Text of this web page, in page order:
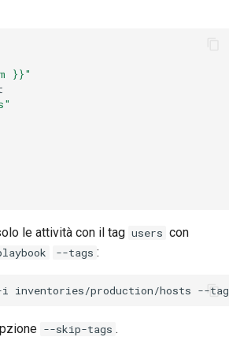
}}"
le attività con il tag users con
--tags :
i inventories/production/hosts --
--skip-tags .